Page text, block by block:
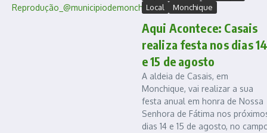
Local
Monchique
Aqui Acontece: Casais
realiza festa nos dias
e 15 de agosto
A aldeia de Casais, em
Monchique, vai realizar a sua
festa anual em honra de Nossa
Senhora de Fátima nos
dias 14 e 15 de agosto, no